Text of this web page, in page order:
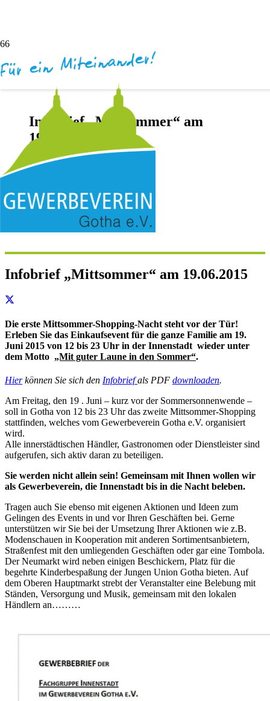
Infobrief „Mittsommer“ am
19.06.2015
vor 11 Jahren
Infobrief „Mittsommer“ am 19.06.2015
Die erste Mittsommer-Shopping-Nacht steht vor der Tür!
Erleben Sie das Einkaufsevent für die ganze Familie am 19.
Juni 2015 von 12 bis 23 Uhr in der Innenstadt wieder unter
dem Motto „Mit guter Laune in den Sommer“.
Hierkönnen Sie sich den Infobriefals PDF downloaden.
Am Freitag, den 19 . Juni – kurz vor der Sommersonnenwende –
soll in Gotha von 12 bis 23 Uhr das zweite Mittsommer-Shopping
stattfinden, welches vom Gewerbeverein Gotha e.V. organisiert
wird.
Alle innerstädtischen Händler, Gastronomen oder Dienstleister sind
aufgerufen, sich aktiv daran zu beteiligen.
Sie werden nicht allein sein! Gemeinsam mit Ihnen wollen wir
als Gewerbeverein, die Innenstadt bis in die Nacht beleben.
Tragen auch Sie ebenso mit eigenen Aktionen und Ideen zum
Gelingen des Events in und vor Ihren Geschäften bei. Gerne
unterstützen wir Sie bei der Umsetzung Ihrer Aktionen wie z.B.
Modenschauen in Kooperation mit anderen Sortimentsanbietern,
Straßenfest mit den umliegenden Geschäften oder gar eine Tombola.
Der Neumarkt wird neben einigen Beschickern, Platz für die
begehrte Kinderbespaßung der Jungen Union Gotha bieten. Auf
dem Oberen Hauptmarkt strebt der Veranstalter eine Belebung mit
Ständen, Versorgung und Musik, gemeinsam mit den lokalen
Händlern an………